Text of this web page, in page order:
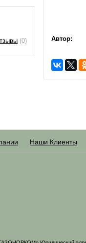
(0) Автор:
Наши Клиенты